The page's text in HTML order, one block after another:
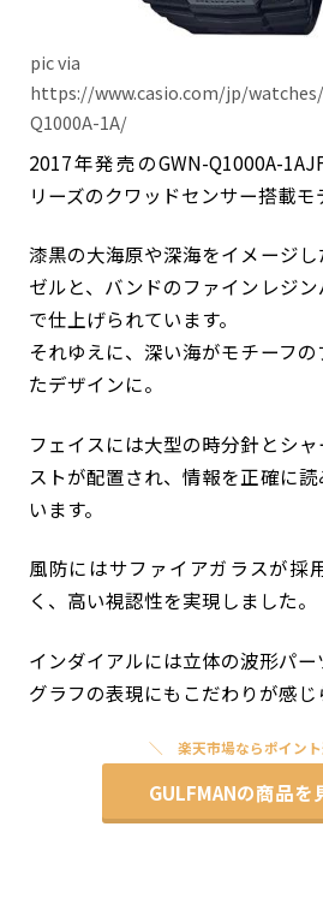
pic via
https://www.casio.com/jp/
Q1000A-1A/
2017年発売のGWN-Q1000A-
リーズのクワッドセンサー搭載モ
漆黒の大海原や深海をイメージ
ゼルと、バンドのファインレジ
で仕上げられています。
それゆえに、深い海がモチーフ
たデザインに。
フェイスには大型の時分針とシ
ストが配置され、情報を正確に
います。
風防にはサファイアガラスが採
く、高い視認性を実現しました。
インダイアルには立体の波形パ
グラフの表現にもこだわりが感じ
楽天市場ならポイン
GULFMANの商品を